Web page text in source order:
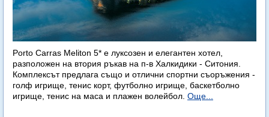
Porto Carras Meliton 5* е луксозен и елегантен хотел,
разположен на втория ръкав на п-в Халкидики - Ситония.
Комплексът предлага също и отлични спортни съоръжения -
голф игрище, тенис корт, футболно игрище, баскетболно
игрище, тенис на маса и плажен волейбол. Още...